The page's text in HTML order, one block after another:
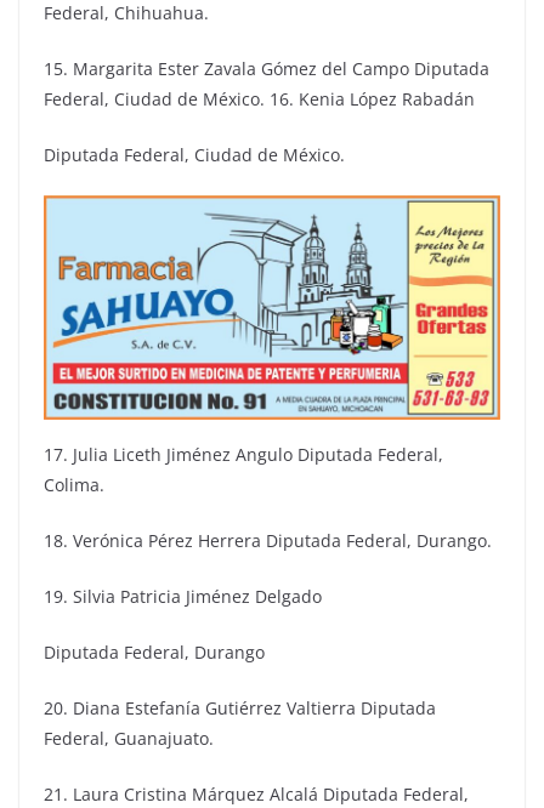
Federal, Chihuahua.
15. Margarita Ester Zavala Gómez del Campo Diputada
Federal, Ciudad de México. 16. Kenia López Rabadán
Diputada Federal, Ciudad de México.
17. Julia Liceth Jiménez Angulo Diputada Federal,
Colima.
18. Verónica Pérez Herrera Diputada Federal, Durango.
19. Silvia Patricia Jiménez Delgado
Diputada Federal, Durango
20. Diana Estefanía Gutiérrez Valtierra Diputada
Federal, Guanajuato.
21. Laura Cristina Márquez Alcalá Diputada Federal,